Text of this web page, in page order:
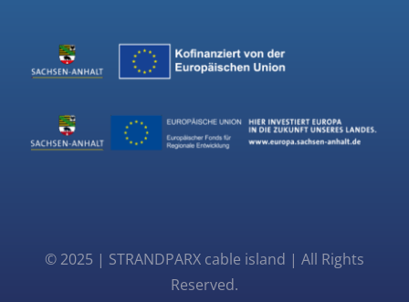
© 2025 | STRANDPARX cable island | All Rights
Reserved.